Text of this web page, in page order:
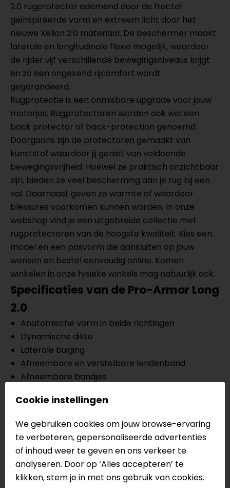
2.0 rugprotector ademend door de fractal-
geïnspireerde vorm en extreem licht door het
nieuwe Xelion 2.0 materiaal. De beschermer maakt
laterale en longitudinale flexie mogelijk, waardoor
de rijder vijf verschillende bewegingsniveaus krijgt
en zo een ongekend rijcomfort wordt
gegarandeerd.
Rugprotectie is een onmisbare upgrade voor jouw
motorjas. Rugprotectoren worden ook wel een
back protector of back-protection genoemd.
Doorgaans zijn de protectoren gemaakt van
kunststof waardoor jij geniet van voldoende
bewegingsvrijheid. Hoewel ze praktisch onzichtbaar
zijn, bieden ze veel bescherming aan je rug bij een
val. Daarnaast geven ze warmte af waardoor
blessures voorkomen kunnen worden. In onze
webshop vind je een uitgebreide collectie met
rugprotectoren van de hoogste kwaliteit. Kies een
model en een pasvorm die aansluiten op jouw
wensen en bestel eenvoudig online. Komen
winkelen in onze fysieke winkels mag natuurlijk ook.
Specificaties van de Pro-Armor Long
2.0
Anatomische vorm in beide richtingen
Dynamische dikte
Laterale buiging
Afneembare en verstelbare lendenband
Afneembare bandjes
Gemaakt van koolstof-elastomeer,
lagers
Gecertificeerd volgens CE - Cat. II - EN
1621.2/2014 lev. 2 Standaard
Functioneel patroon
Geperforeerde structuur
Cookie instellingen
We gebruiken cookies om jouw browse-ervaring
te verbeteren, gepersonaliseerde advertenties
of inhoud weer te geven en ons verkeer te
analyseren. Door op ‘Alles accepteren’ te
klikken, stem je in met ons gebruik van cookies.